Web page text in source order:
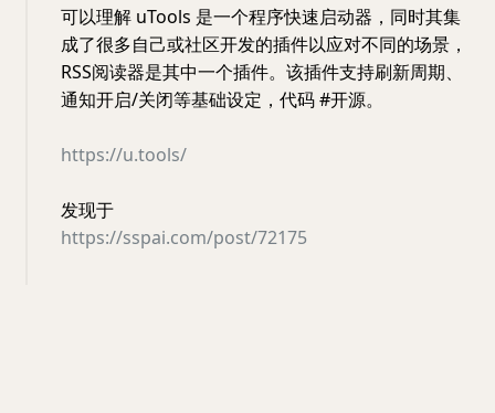
可以理解 uTools 是一个程序快速启动器，同时其集
成了很多自己或社区开发的插件以应对不同的场景，
RSS阅读器是其中一个插件。该插件支持刷新周期、
通知开启/关闭等基础设定，代码 #开源。
https://u.tools/
发现于
https://sspai.com/post/72175